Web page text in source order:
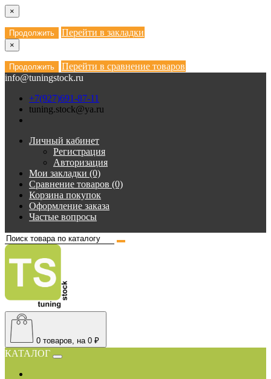
×
Продолжить Перейти в закладки
×
Продолжить
Перейти в сравнение товаров
info@tuningstock.ru
+7(927)691-87-11
tuning.stock@ya.ru
Личный кабинет
Регистрация
Авторизация
Мои закладки (0)
Сравнение товаров (0)
Корзина покупок
Оформление заказа
Частые вопросы
0 товаров, на 0 ₽
КАТАЛОГ